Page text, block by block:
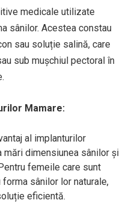
medicale utilizate
sânilor. Acestea constau
sau soluție salină, care
sub mușchiul pectoral în
Mamare:
al implanturilor
mări dimensiunea sânilor și
femeile care sunt
sânilor lor naturale,
eficientă.